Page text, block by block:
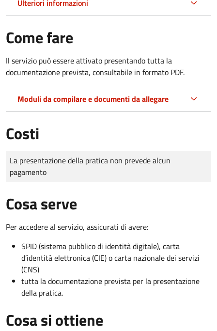
Ulteriori informazioni
Come fare
Il servizio può essere attivato presentando tutta la
documentazione prevista, consultabile in formato PDF.
Moduli da compilare e documenti da allegare
Costi
Tipo di pagamento
Importo
La presentazione della pratica non prevede alcun
pagamento
Cosa serve
Per accedere al servizio, assicurati di avere:
SPID (sistema pubblico di identità digitale), carta
d’identità elettronica (CIE) o carta nazionale dei servizi
(CNS)
tutta la documentazione prevista per la presentazione
della pratica.
Cosa si ottiene